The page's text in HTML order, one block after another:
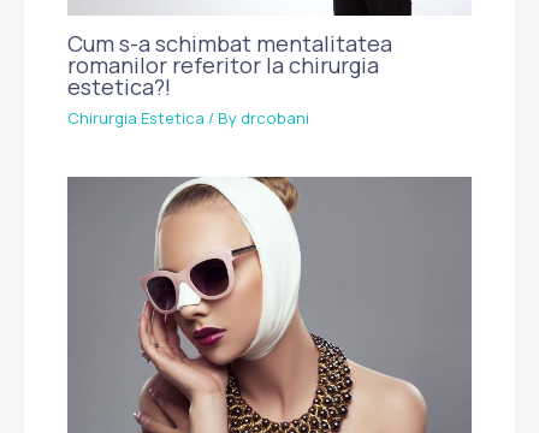
Cum s-a schimbat mentalitatea
romanilor referitor la chirurgia
estetica?!
Chirurgia Estetica / By drcobani